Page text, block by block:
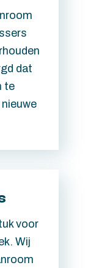
dat
te
voor
Wij